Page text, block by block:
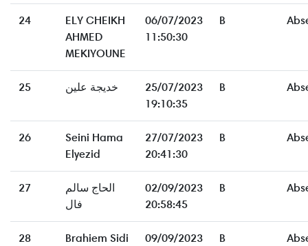
24
ELY CHEIKH
AHMED
MEKIYOUNE
06/07/2023
11:50:30
B
25 خديجة علين
25/07/2023
19:10:35
B
26
Seini Hama
Elyezid
27/07/2023
20:41:30
B
27
الحاج سالم
فال
02/09/2023
20:58:45
B
28 Brahiem Sidi
09/09/2023
B